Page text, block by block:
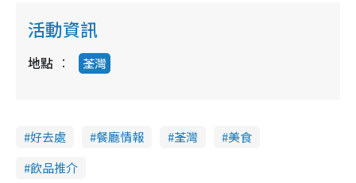
活動資訊
地點 荃灣
好去處 餐廳情報 荃灣
美食
飲品推介